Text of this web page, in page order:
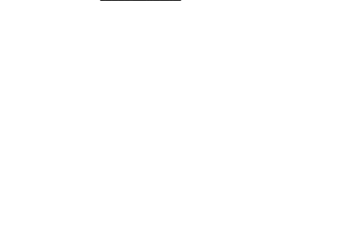
गुन्हा दाखल करा- मेजर किरण ढेरे
प्रमोद वाघमारे यांचा १५ ऑगस्ट पासून महाराष्ट्र दौरा सुरू; एकमेकांचे हेवेदावे विसरून
करण्यास सरकारला भाग पाडू !
एकास अटक
भावपूर्ण श्रद्धांजली
२.९५ लाखांचा मुद्देमाल जप्त
प्रगतीसाठी उच्चस्तरीय बैठक